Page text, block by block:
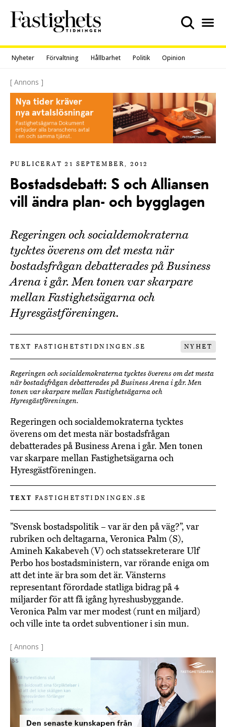
content
Nyheter Förvaltning Hållbarhet Politik Opinion
[ Annons ]
PUBLICERAT 21 SEPTEMBER, 2012
Bostadsdebatt: S och Alliansen
vill ändra plan- och bygglagen
Regeringen och socialdemokraterna
tycktes överens om det mesta när
bostadsfrågan debatterades på Business
Arena i går. Men tonen var skarpare
mellan Fastighetsägarna och
Hyresgästföreningen.
TEXT FASTIGHETSTIDNINGEN.SE NYHET
Regeringen och socialdemokraterna tycktes överens om det mesta
när bostadsfrågan debatterades på Business Arena i går. Men
tonen var skarpare mellan Fastighetsägarna och
Hyresgästföreningen.
Regeringen och socialdemokraterna tycktes
överens om det mesta när bostadsfrågan
debatterades på Business Arena i går. Men tonen
var skarpare mellan Fastighetsägarna och
Hyresgästföreningen.
TEXT FASTIGHETSTIDNINGEN.SE
”Svensk bostadspolitik – var är den på väg?”, var
rubriken och deltagarna, Veronica Palm (S),
Amineh Kakabeveh (V) och statssekreterare Ulf
Perbo hos bostadsministern, var rörande eniga om
att det inte är bra som det är. Vänsterns
representant förordade statliga bidrag på 4
miljarder för att få igång hyreshusbyggande.
Veronica Palm var mer modest (runt en miljard)
och ville inte ta ordet subventioner i sin mun.
[ Annons ]